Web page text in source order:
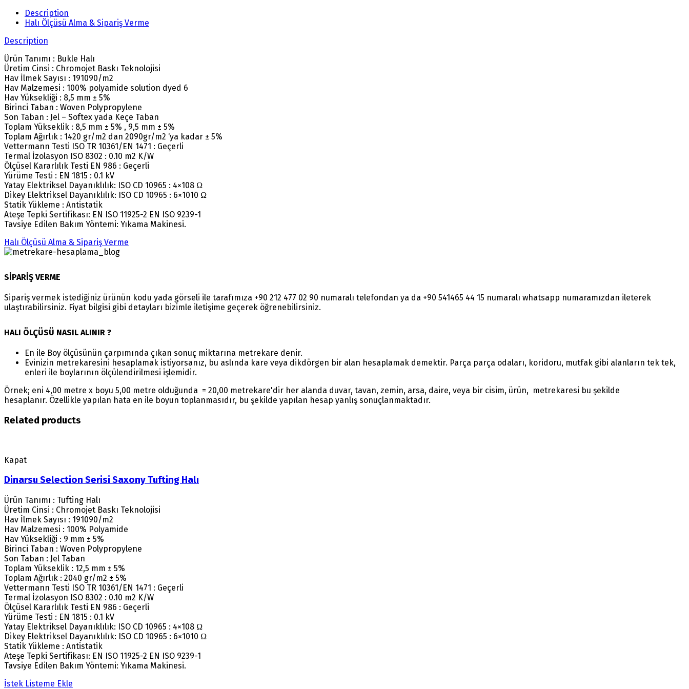
Description
Halı Ölçüsü Alma & Sipariş Verme
Description
Ürün Tanımı : Bukle Halı
Üretim Cinsi : Chromojet Baskı Teknolojisi
Hav İlmek Sayısı : 191090/m2
Hav Malzemesi : 100% polyamide solution dyed 6
Hav Yüksekliği : 8,5 mm ± 5%
Birinci Taban : Woven Polypropylene
Son Taban : Jel – Softex yada Keçe Taban
Toplam Yükseklik : 8,5 mm ± 5% , 9,5 mm ± 5%
Toplam Ağırlık : 1420 gr/m2 dan 2090gr/m2 ‘ya kadar ± 5%
Vettermann Testi ISO TR 10361/EN 1471 : Geçerli
Termal İzolasyon ISO 8302 : 0.10 m2 K/W
Ölçüsel Kararlılık Testi EN 986 : Geçerli
Yürüme Testi : EN 1815 : 0.1 kV
Yatay Elektriksel Dayanıklılık: ISO CD 10965 : 4×108 Ω
Dikey Elektriksel Dayanıklılık: ISO CD 10965 : 6×1010 Ω
Statik Yükleme : Antistatik
Ateşe Tepki Sertifikası: EN ISO 11925-2 EN ISO 9239-1
Tavsiye Edilen Bakım Yöntemi: Yıkama Makinesi.
Halı Ölçüsü Alma & Sipariş Verme
SİPARİŞ VERME
Sipariş vermek istediğiniz ürünün kodu yada görseli ile tarafımıza +90 212 477 02 90 numaralı telefondan ya da +90 541465 44 15 numaralı whatsapp numaramızdan ileterek
ulaştırabilirsiniz. Fiyat bilgisi gibi detayları bizimle iletişime geçerek öğrenebilirsiniz.
HALI ÖLÇÜSÜ NASIL ALINIR ?
En ile Boy ölçüsünün çarpımında çıkan sonuç miktarına metrekare denir.
Evinizin metrekaresini hesaplamak istiyorsanız, bu aslında kare veya dikdörgen bir alan hesaplamak demektir. Parça parça odaları, koridoru, mutfak gibi alanların tek tek,
enleri ile boylarının ölçülendirilmesi işlemidir.
Örnek; eni 4,00 metre x boyu 5,00 metre olduğunda = 20,00 metrekare'dir her alanda duvar, tavan, zemin, arsa, daire, veya bir cisim, ürün, metrekaresi bu şekilde
hesaplanır. Özellikle yapılan hata en ile boyun toplanmasıdır, bu şekilde yapılan hesap yanlış sonuçlanmaktadır.
Related products
Kapat
Dinarsu Selection Serisi Saxony Tufting Halı
Ürün Tanımı : Tufting Halı
Üretim Cinsi : Chromojet Baskı Teknolojisi
Hav İlmek Sayısı : 191090/m2
Hav Malzemesi : 100% Polyamide
Hav Yüksekliği : 9 mm ± 5%
Birinci Taban : Woven Polypropylene
Son Taban : Jel Taban
Toplam Yükseklik : 12,5 mm ± 5%
Toplam Ağırlık : 2040 gr/m2 ± 5%
Vettermann Testi ISO TR 10361/EN 1471 : Geçerli
Termal İzolasyon ISO 8302 : 0.10 m2 K/W
Ölçüsel Kararlılık Testi EN 986 : Geçerli
Yürüme Testi : EN 1815 : 0.1 kV
Yatay Elektriksel Dayanıklılık: ISO CD 10965 : 4×108 Ω
Dikey Elektriksel Dayanıklılık: ISO CD 10965 : 6×1010 Ω
Statik Yükleme : Antistatik
Ateşe Tepki Sertifikası: EN ISO 11925-2 EN ISO 9239-1
Tavsiye Edilen Bakım Yöntemi: Yıkama Makinesi.
İstek Listeme Ekle